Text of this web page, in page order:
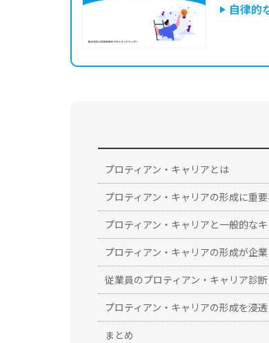
自律的
プロティアン・キャリアとは
プロティアン・キャリアの形成に重
プロティアン・キャリアと一般的な
プロティアン・キャリアの形成が企
従業員のプロティアン・キャリア診断
プロティアン・キャリアの形成を浸
まとめ